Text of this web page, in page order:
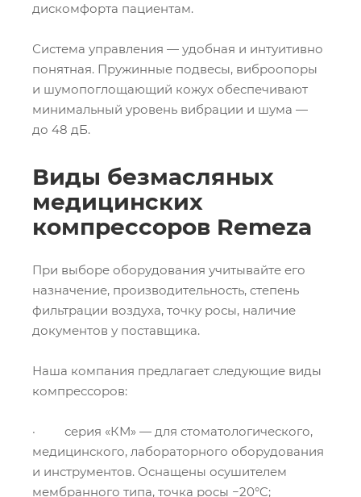
дискомфорта пациентам.
Система управления — удобная и интуитивно
понятная. Пружинные подвесы, виброопоры
и шумопоглощающий кожух обеспечивают
минимальный уровень вибрации и шума —
до 48 дБ.
Виды безмасляных
медицинских
компрессоров Remeza
При выборе оборудования учитывайте его
назначение, производительность, степень
фильтрации воздуха, точку росы, наличие
документов у поставщика.
Наша компания предлагает следующие виды
компрессоров:
· серия «КМ» — для стоматологического,
медицинского, лабораторного оборудования
и инструментов. Оснащены осушителем
мембранного типа, точка росы −20°C;